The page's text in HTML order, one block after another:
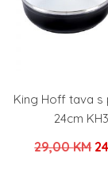
King Hoff tava s
24cm
29,00KM